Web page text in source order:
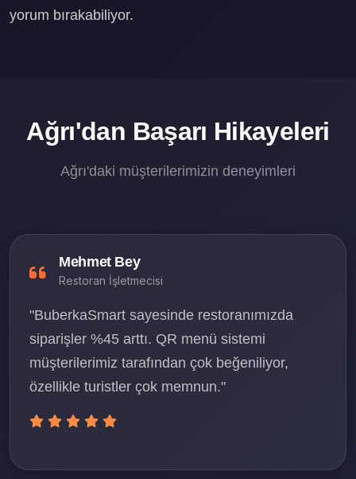
yorum bırakabiliyor.
Ağrı'dan Başarı Hikayeleri
Ağrı'daki müşterilerimizin deneyimleri
Mehmet Bey
Restoran İşletmecisi
"BuberkaSmart sayesinde restoranımızda
siparişler %45 arttı. QR menü sistemi
müşterilerimiz tarafından çok beğeniliyor,
özellikle turistler çok memnun."